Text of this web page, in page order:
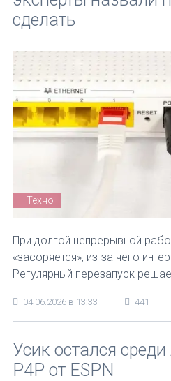
сделать
Техно
При долгой непрерывной
«засоряется», из-за чего
Регулярный перезапуск
04.06.2026 в 13:33 441
Усик остался
P4P от ESPN